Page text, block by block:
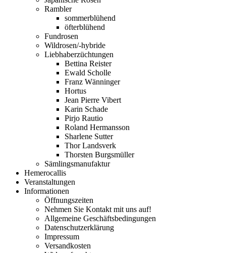
Rambler
sommerblühend
öfterblühend
Fundrosen
Wildrosen/-hybride
Liebhaberzüchtungen
Bettina Reister
Ewald Scholle
Franz Wänninger
Hortus
Jean Pierre Vibert
Karin Schade
Pirjo Rautio
Roland Hermansson
Sharlene Sutter
Thor Landsverk
Thorsten Burgsmüller
Sämlingsmanufaktur
Hemerocallis
Veranstaltungen
Informationen
Öffnungszeiten
Nehmen Sie Kontakt mit uns auf!
Allgemeine Geschäftsbedingungen
Datenschutzerklärung
Impressum
Versandkosten